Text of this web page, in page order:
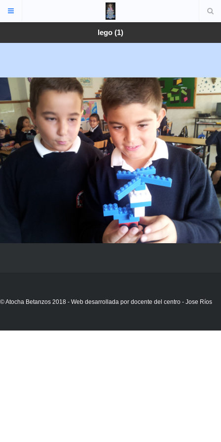
lego (1)
© Atocha Betanzos 2018 - Web desarrollada por docente del centro - Jose Ríos